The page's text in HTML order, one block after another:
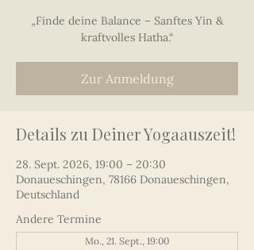
„Finde deine Balance – Sanftes Yin &
kraftvolles Hatha.“
Zur Anmeldung
Details zu Deiner Yogaauszeit!
28. Sept. 2026, 19:00 – 20:30
Donaueschingen, 78166 Donaueschingen,
Deutschland
Andere Termine
Mo., 21. Sept., 19:00